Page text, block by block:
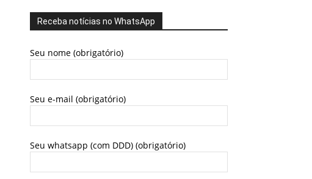
Receba notícias no WhatsApp
Seu nome (obrigatório)
Seu e-mail (obrigatório)
Seu whatsapp (com DDD) (obrigatório)